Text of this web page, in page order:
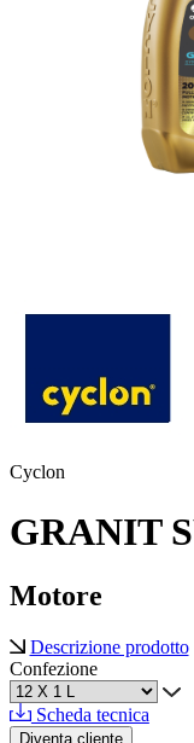
Cyclon
GRANIT
Motore
Descrizione prodotto
Confezione
Scheda tecnica
Diventa cliente